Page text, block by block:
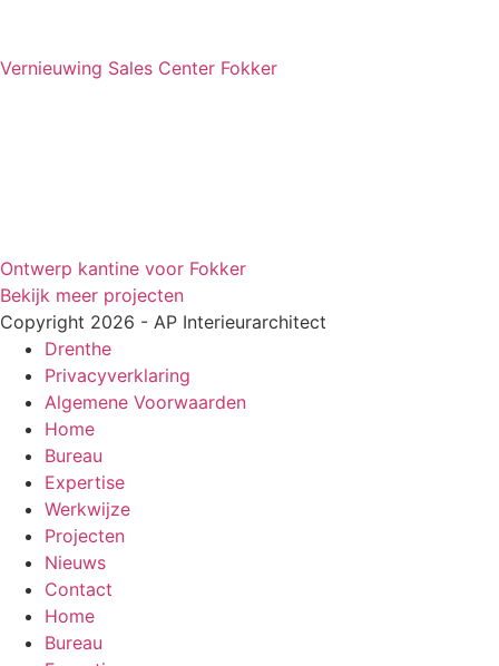
Vernieuwing Sales Center Fokker
Ontwerp kantine voor Fokker
Bekijk meer projecten
Copyright 2026 - AP Interieurarchitect
Drenthe
Privacyverklaring
Algemene Voorwaarden
Home
Bureau
Expertise
Werkwijze
Projecten
Nieuws
Contact
Home
Bureau